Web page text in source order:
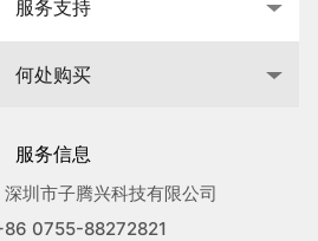
服务支持
何处购买
服务信息
圳市子腾兴科技有限公司
0755-88272821